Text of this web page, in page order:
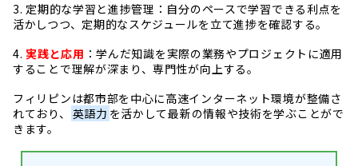
3. 定期的な学習と進捗管理：自分のペースで学習できる利点を
活かしつつ、定期的なスケジュールを立て進捗を確認する。
4.実践と応用 ：学んだ知識を実際の業務やプロジェクトに適用
することで理解が深まり、専門性が向上する。
フィリピンは都市部を中心に高速インターネット環境が整備さ
れており、 英語力 を活かして最新の情報や技術を学ぶことがで
きます。